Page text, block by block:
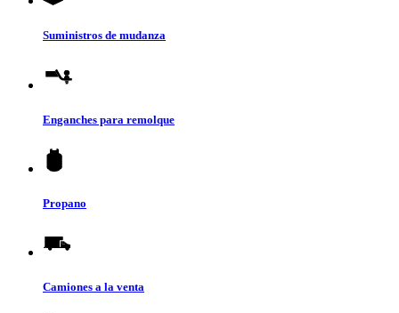
Suministros de mudanza
Enganches para remolque
Propano
Camiones a la venta